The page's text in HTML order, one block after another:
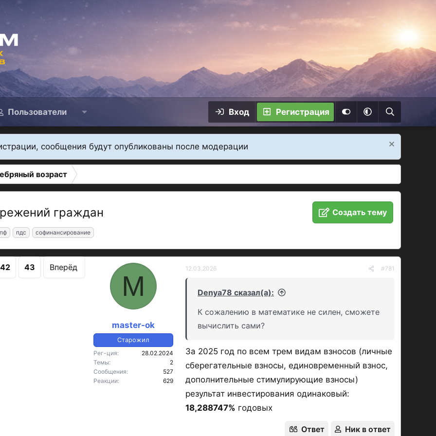
Пользователи Вход Регистрация
сообщения будут опубликованы после модерации
возраст
граждан
Создать тему
пдс софинансирование
42 43 Вперёд
M
master-ok
Старожил
Рег-ция
28.02.2024
Темы
2
Сообщения
527
Реакции
629
12.03.2026 #781
Denya78 сказал(а):
К сожалению в математике не силен, сможете
вычислить сами?
За 2025 год по всем трем видам взносов (личные
сберегательные взносы, единовременный взнос,
дополнительные стимулирующие взносы)
результат инвестирования одинаковый:
18,288747% годовых
Ответ Ник в ответ